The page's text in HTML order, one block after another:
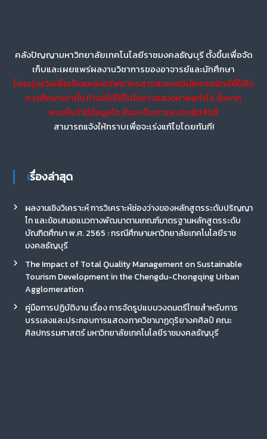
คลังปัญญามหาวิทยาลัยเทคโนโลยีราชมงคลธัญบุรี ตั้งขึ้นเพื่อจัด
เก็บและเผยแพร่ผลงานวิชาการของอาจารย์และนักศึกษา
โดยมุ่งหวังเพื่อเป็นแหล่งทรัพยากรสารสนเทศอิเล็กทรอนิกส์ที่ใช้ใน
การศึกษาเท่านั้น ห้ามมิให้ใช้ไปในทางแสวงหาผลกำไร ซึ่งหาก
พบเห็นว่ามีข้อมูลใด อันจะเป็นการละเมิดลิขสิทธิ์
สามารถแจ้งให้ทราบเพื่อจะเร่งแก้ไขโดยทันที!
เรื่องล่าสุด
ผลงานเชิงวิเคราะห์ การวิเคราะห์ช่องว่างของหลักสูตรระดับปริญญา
โท และข้อเสนอแนวทางพัฒนาตามเกณฑ์มาตรฐานหลักสูตรระดับ
บัณฑิตศึกษา พ.ศ. 2565 : กรณีศึกษามหาวิทยาลัยเทคโนโลยีราช
มงคลธัญบุรี
The Impact of Total Quality Management on Sustainable
Tourism Development in the Chengdu-Chongqing Urban
Agglomeration
คู่มือการปฏิบัติงาน เรื่อง การจัดรูปแบบวงดนตรีไทยสำหรับการ
บรรเลงและประกอบการแสดงภาควิชานาฏดุริยางคศิลป์ คณะ
ศิลปกรรมศาสตร์ มหาวิทยาลัยเทคโนโลยีราชมงคลธัญบุรี